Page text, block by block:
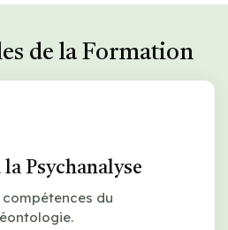
de la Formation
Psychanalyse
du